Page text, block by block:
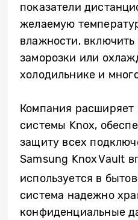
показатели
желаемую
влажности,
заморозки или
холодильнике и
Компания расширяет
системы Knox,
защиту всех
Samsung Knox Vault
используется в
система надежно
конфиденциальные